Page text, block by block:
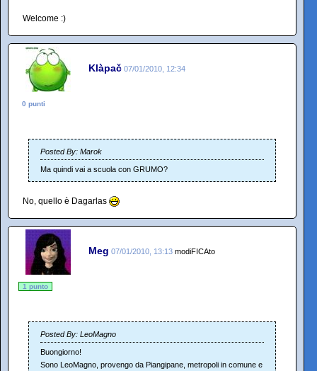
Welcome :)
Klàpač 07/01/2010, 12:34
0 punti
Posted By: Marok
Ma quindi vai a scuola con GRUMO?
No, quello è Dagarlas
Meg 07/01/2010, 13:13 modiFICAto
1 punto
Posted By: LeoMagno
Buongiorno!
Sono LeoMagno, provengo da Piangipane, metropoli in comune e